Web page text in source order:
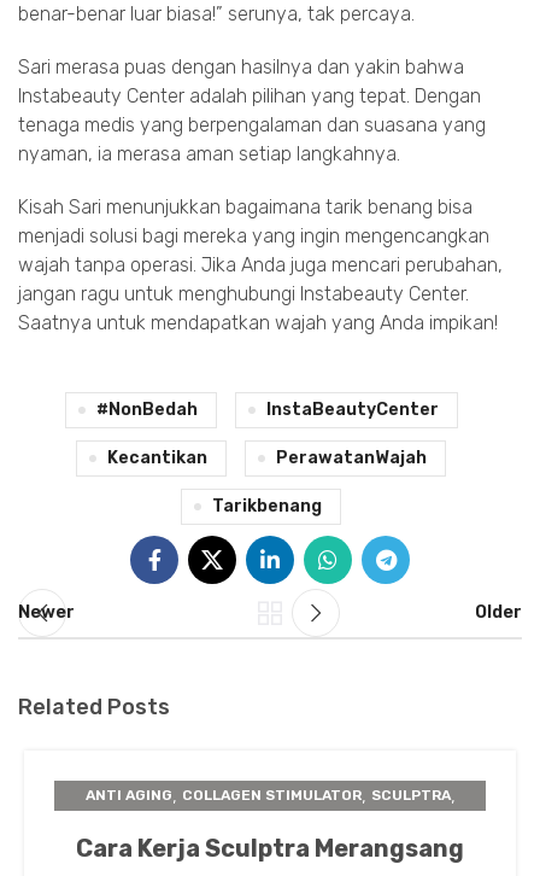
benar-benar luar biasa!” serunya, tak percaya.
Sari merasa puas dengan hasilnya dan yakin bahwa
Instabeauty Center adalah pilihan yang tepat. Dengan
tenaga medis yang berpengalaman dan suasana yang
nyaman, ia merasa aman setiap langkahnya.
Kisah Sari menunjukkan bagaimana tarik benang bisa
menjadi solusi bagi mereka yang ingin mengencangkan
wajah tanpa operasi. Jika Anda juga mencari perubahan,
jangan ragu untuk menghubungi Instabeauty Center.
Saatnya untuk mendapatkan wajah yang Anda impikan!
#NonBedah InstaBeautyCenter
Kecantikan PerawatanWajah
Tarikbenang
Newer Older
Related Posts
ANTI AGING, COLLAGEN STIMULATOR, SCULPTRA,
Cara Kerja Sculptra Merangsang